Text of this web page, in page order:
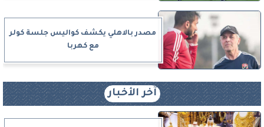
مصدر بالاهلي يكشف كواليس جلسة كولر
مع كهربا
آخر الأخبار